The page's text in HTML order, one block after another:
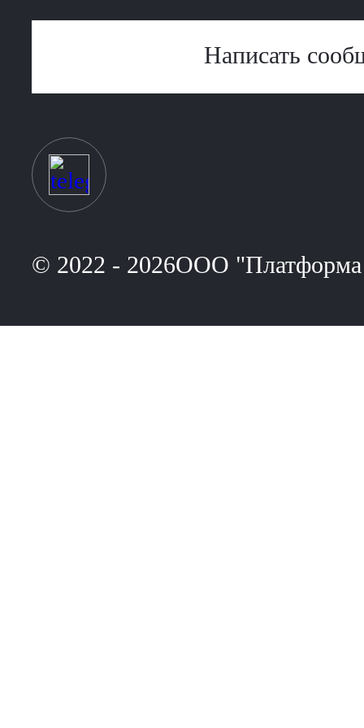
Написать
© 2022 - 2026ООО "Платформа